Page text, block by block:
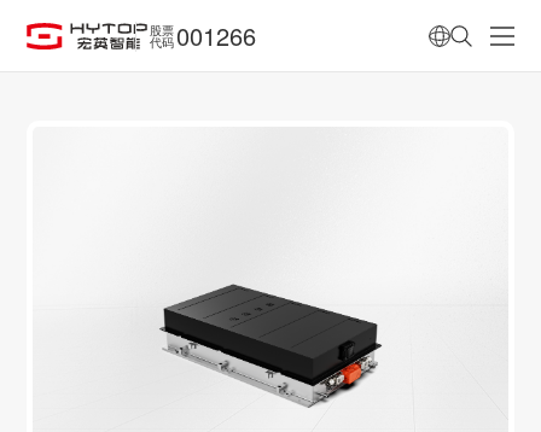
股票
代码 001266